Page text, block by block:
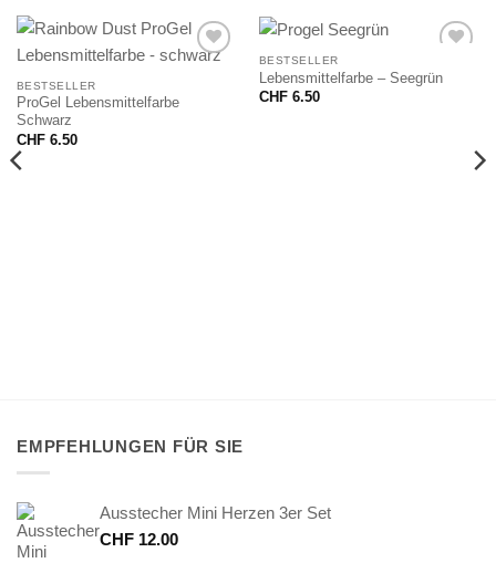
BESTSELLER
ProGel Lebensmittelfarbe
Schwarz
CHF6.50
BESTSELLER
Lebensmittelfarbe – Seegrün
CHF6.50
EMPFEHLUNGEN FÜR SIE
Ausstecher Mini Herzen 3er Set
CHF 12.00